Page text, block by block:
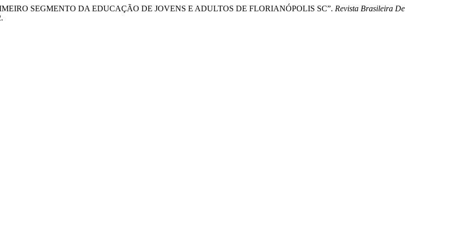
SEGMENTO DA EDUCAÇÃO DE JOVENS E ADULTOS DE FLORIANÓPOLIS SC”. Revista Brasileira De